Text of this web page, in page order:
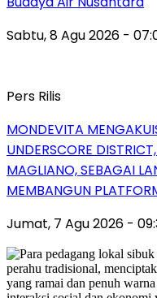
Sabtu, 8 Agu 2026 -
Pers Rilis
MONDEVITA
UNDERSCORE
MAGLIANO, SEBAGAI
MEMBANGUN
Jumat, 7 Agu 2026 -